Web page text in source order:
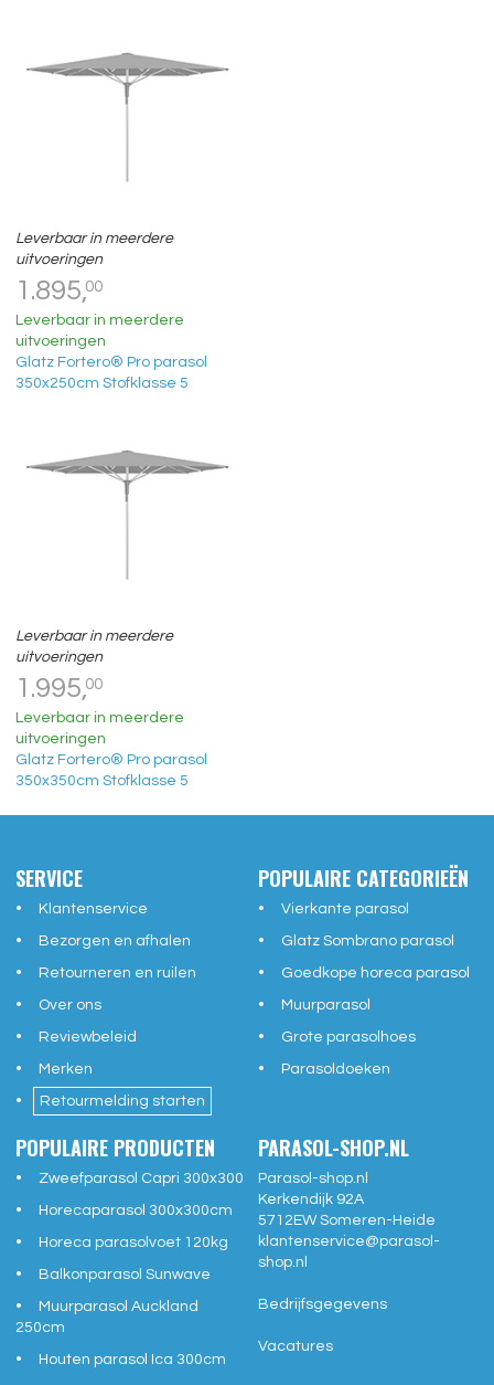
Leverbaar in meerdere
uitvoeringen
1.895,00
Leverbaar in meerdere
uitvoeringen
Glatz Fortero® Pro parasol
350x250cm Stofklasse 5
Leverbaar in meerdere
uitvoeringen
1.995,00
Leverbaar in meerdere
uitvoeringen
Glatz Fortero® Pro parasol
350x350cm Stofklasse 5
SERVICE
Klantenservice
Bezorgen en afhalen
Retourneren en ruilen
Over ons
Reviewbeleid
Merken
Retourmelding starten
POPULAIRE CATEGORIEËN
Vierkante parasol
Glatz Sombrano parasol
Goedkope horeca parasol
Muurparasol
Grote parasolhoes
Parasoldoeken
POPULAIRE PRODUCTEN
Zweefparasol Capri 300x300
Horecaparasol 300x300cm
Horeca parasolvoet 120kg
Balkonparasol Sunwave
Muurparasol Auckland
250cm
Houten parasol Ica 300cm
PARASOL-SHOP.NL
Parasol-shop.nl
Kerkendijk 92A
5712EW Someren-Heide
klantenservice@parasol-
shop.nl
Bedrijfsgegevens
Vacatures